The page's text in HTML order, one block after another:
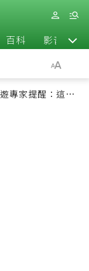
百科 影音
專家提醒：這個